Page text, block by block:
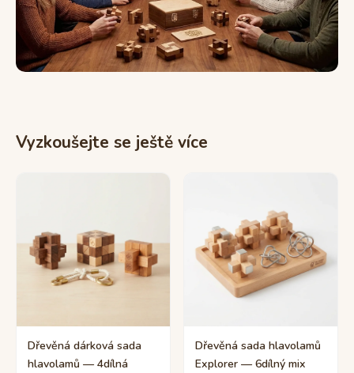
Vyzkoušejte se ještě více
Dřevěná dárková sada
hlavolamů — 4dílná
Dřevěná sada hlavolamů
Explorer — 6dílný mix